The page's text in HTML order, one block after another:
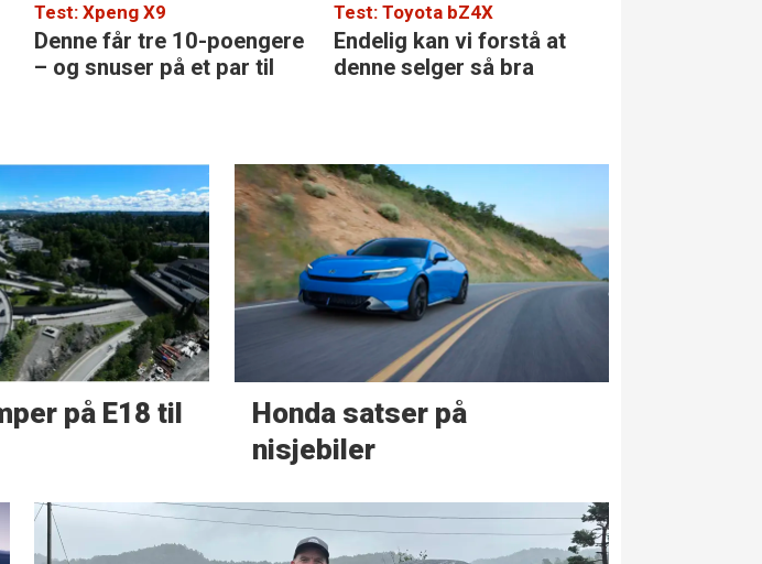
Test: Xpeng X9
Denne får tre 10-poengere
– og snuser på et par til
Test: Toyota bZ4X
Endelig kan vi forstå at
denne selger så bra
på E18 til
Honda satser på
nisjebiler